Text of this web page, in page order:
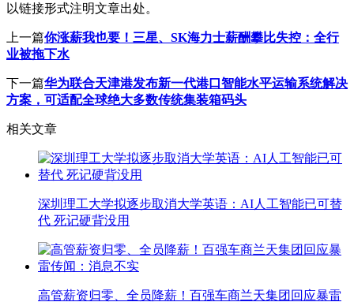
以链接形式注明文章出处。
上一篇你涨薪我也要！三星、SK海力士薪酬攀比失控：全行
业被拖下水
下一篇华为联合天津港发布新一代港口智能水平运输系统解决
方案，可适配全球绝大多数传统集装箱码头
相关文章
深圳理工大学拟逐步取消大学英语：AI人工智能已可替
代 死记硬背没用
高管薪资归零、全员降薪！百强车商兰天集团回应暴雷